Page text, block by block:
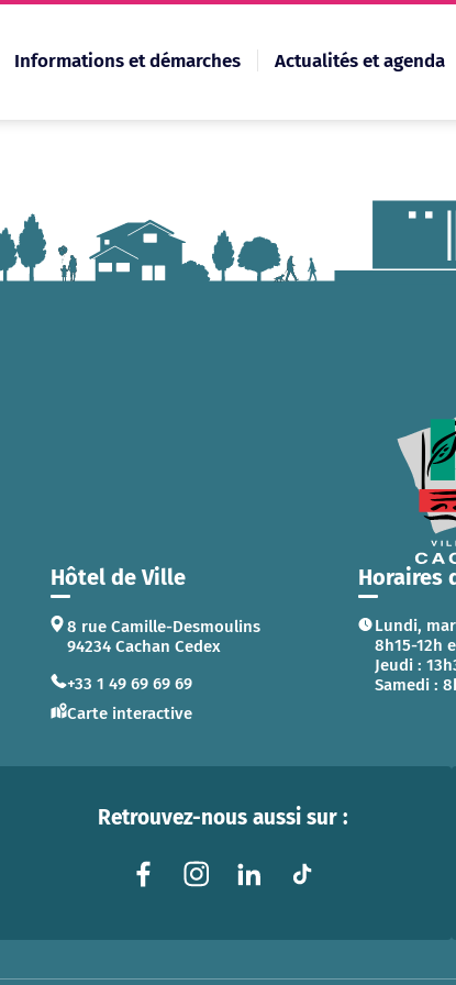
Informations et démarches Actualités et agenda
Hôtel de Ville
8 rue Camille-Desmoulins
94234 Cachan Cedex
+33 1 49 69 69 69
Carte interactive
Horaires
Lundi,
8h15-12h
Jeudi :
Samedi :
Retrouvez-nous aussi sur :